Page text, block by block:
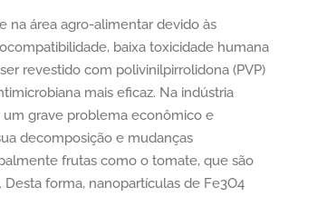
na área agro-alimentar devido às
baixa toxicidade humana
revestido com polivinilpirrolidona (PVP)
mais eficaz. Na indústria
grave problema econômico e
decomposição e mudanças
frutas como o tomate, que são
forma, nanopartículas de Fe3O4